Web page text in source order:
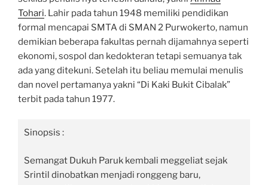
Tohari. Lahir pada tahun 1948 memiliki pendidikan
formal mencapai SMTA di SMAN 2 Purwokerto, namun
demikian beberapa fakultas pernah dijamahnya seperti
ekonomi, sospol dan kedokteran tetapi semuanya tak
ada yang ditekuni. Setelah itu beliau memulai menulis
dan novel pertamanya yakni “Di Kaki Bukit Cibalak”
terbit pada tahun 1977.
Sinopsis :
Semangat Dukuh Paruk kembali meggeliat sejak
Srintil dinobatkan menjadi ronggeng baru,